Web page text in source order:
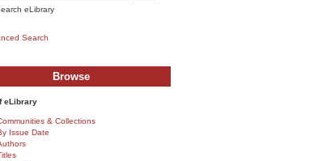
eLibrary
Search
Browse
eLibrary
& Collections
Issue Date